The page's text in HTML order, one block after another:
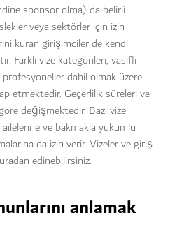
sponsor olma) da belirli
veya sektörler için izin
kuran girişimciler de kendi
Farklı vize kategorileri, vasıflı
profesyoneller dahil olmak üzere
etmektedir. Geçerlilik süreleri ve
değişmektedir. Bazı vize
ve bakmakla yükümlü
da izin verir. Vizeler ve giriş
edinebilirsiniz.
anlamak